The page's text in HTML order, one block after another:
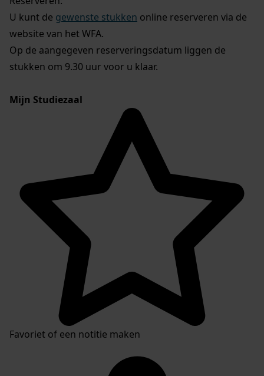
U kunt de gewenste stukken online reserveren via de
website van het WFA.
Op de aangegeven reserveringsdatum liggen de
stukken om 9.30 uur voor u klaar.
Mijn Studiezaal
Favoriet of een notitie maken